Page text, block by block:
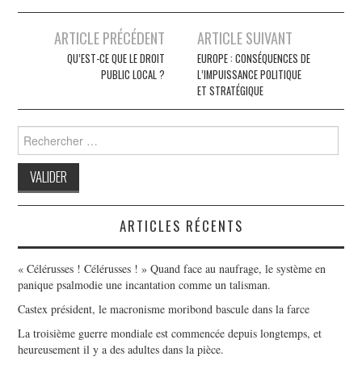
navigation
ARTICLE PRÉCÉDENT
QU’EST-CE QUE LE DROIT
PUBLIC LOCAL ?
ARTICLE SUIVANT
EUROPE : CONSÉQUENCES DE
L’IMPUISSANCE POLITIQUE
ET STRATÉGIQUE
Search
for:
ARTICLES RÉCENTS
« Célérusses ! Célérusses ! » Quand face au naufrage, le système en
panique psalmodie une incantation comme un talisman.
Castex président, le macronisme moribond bascule dans la farce
La troisième guerre mondiale est commencée depuis longtemps, et
heureusement il y a des adultes dans la pièce.